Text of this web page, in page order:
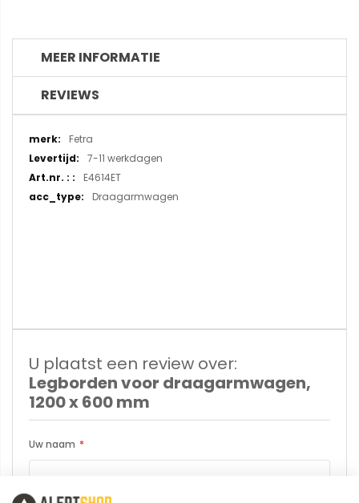
MEER INFORMATIE
REVIEWS
Meer
informatie
Fetra
7-11 werkdagen
E4614ET
Draagarmwagen
U plaatst een review over:
Legborden voor draagarmwagen,
1200 x 600 mm
Uw naam